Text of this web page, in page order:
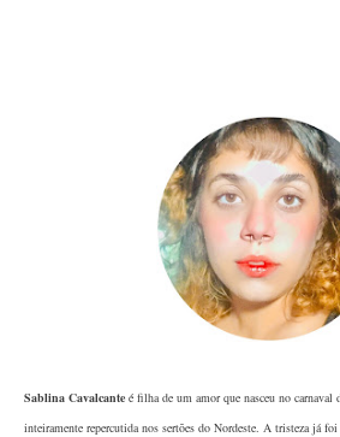
Sablina Cavalcante é filha de um amor que nasceu no
inteiramente repercutida nos sertões do Nordeste. A tristeza já